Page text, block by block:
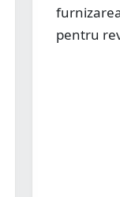
pentru